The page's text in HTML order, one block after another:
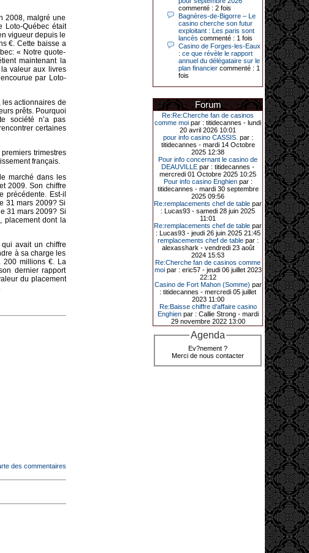
2008, malgré une
Loto-Québec était
vigueur depuis le
€. Cette baisse a
« Notre quote-
maintenant la
valeur aux livres
par Loto-
les actionnaires de
prêts. Pourquoi
société n’a pas
certaines
trimestres
français.
marché dans les
2009. Son chiffre
précédente. Est-il
31 mars 2009? Si
31 mars 2009? Si
placement dont la
avait un chiffre
à sa charge les
200 millions €. La
dernier rapport
du placement
des commentaires
14-04-2026|
Dimanche 12 avril 2026, cette date
restera gravée dans la mémoire de
ce joueur du casino de Saint-Quay-
Portrieux (Côtes-d’Armor).
Ce quinquagénaire, habitant Plouha
mais souhaitant garder l’anonymat,
Le plus gros gain gagné depuis plus
de 20 ans dans l’établissement.
31-03-2026|
Série de jackpots au casino JOA de
Gujan-Mestras : ce mois de mars a
été fructueux pour quelques
joueurs. D’abord avec 44 207 euros
remportés le dimanche 22 mars sur
une machine à sous pour une mise
initiale de 5,28 €. Puis quelques
jours plus tard, le vendredi 27 mars,
un joueur a décroché 12 086 euros
sur une autre machine à sous.
Enfin, troisième et dernier jackpot,
record cette fois-ci, le samedi 28
mars dernier. Quelque 111 322
euros ont été remportés sur la table
d’Ultimate Texas Hold’em Poker,
grâce à une mise de 5 euros sur la
case bonus et une quinte flush
royale. Ces gains ont été annoncés
dans un communiqué diffusé par le
casino ce lundi 30 mars en soirée.
11-01-2026|
Dimanche 11 janvier, en soirée, une
cliente retraitée de 78 ans, habitant
commenté : 2 fois
Bagnères-de-Bigorre – Le
casino cherche son futur
exploitant : Les paris sont
lancés commenté : 1 fois
Casino de Forges-les-Eaux
: ce que révèle le rapport
annuel du délégataire sur le
plan financier commenté : 1
fois
Forum
Re:Re:Cherche fan de casinos
comme moi par : titidecannes - lundi
20 avril 2026 10:01
pour info casino CASSIS. par :
titidecannes - mardi 14 Octobre
2025 12:38
Pour info concernant le casino de
DEAUVILLE par : titidecannes -
mercredi 01 Octobre 2025 10:25
Pour info casino Enghienpar :
titidecannes - mardi 30 septembre
2025 09:56
Re:remplacements chef de table par
: Lucas93 - samedi 28 juin 2025
11:01
Re:remplacements chef de table par
: Lucas93 - jeudi 26 juin 2025 21:45
remplacements chef de tablepar :
alexasshark - vendredi 23 août
2024 15:53
Re:Cherche fan de casinos comme
moipar : eric57 - jeudi 06 juillet 2023
22:12
Casino de Fort Mahon (Somme) par
: titidecannes - mercredi 05 juillet
2023 11:00
Re:Baisse chiffre d'affaire casino
Enghienpar : Callie Strong - mardi
29 novembre 2022 13:00
Agenda
Ev?nement ?
Merci de nous contacter